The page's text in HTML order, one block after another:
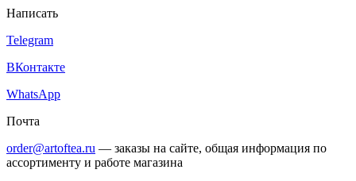
Написать
Telegram
ВКонтакте
WhatsApp
Почта
order@artoftea.ru — заказы на сайте, общая информация по
ассортименту и работе магазина